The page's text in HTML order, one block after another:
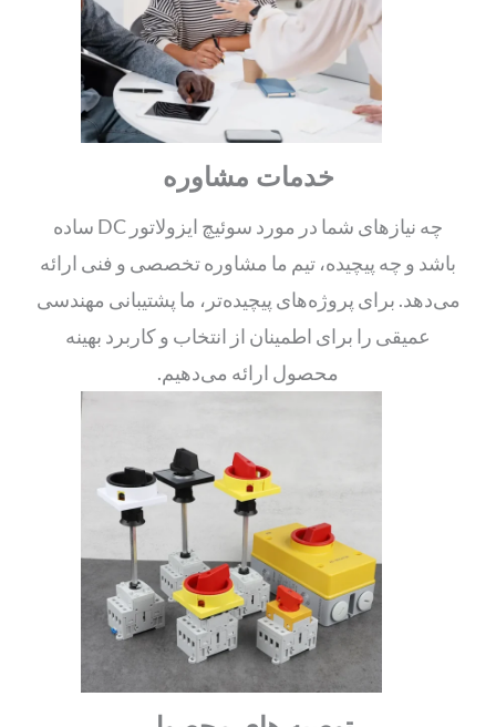
خدمات مشاوره
چه نیازهای شما در مورد سوئیچ ایزولاتور DC ساده
باشد و چه پیچیده، تیم ما مشاوره تخصصی و فنی ارائه
می‌دهد. برای پروژه‌های پیچیده‌تر، ما پشتیبانی مهندسی
عمیقی را برای اطمینان از انتخاب و کاربرد بهینه
محصول ارائه می‌دهیم.